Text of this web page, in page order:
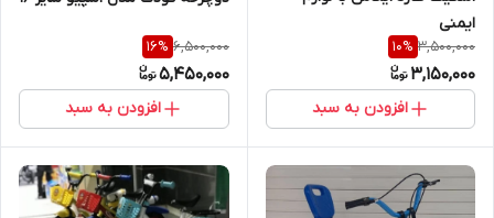
ایمنی
3,500,000
10%
3,150,000
افزودن به سبد
6,500,000
16%
5,450,000
افزودن به سبد